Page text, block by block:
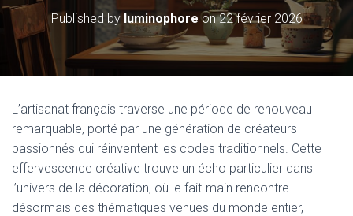
Published by luminophore on22 février 2026
L’artisanat français traverse une période de renouveau
remarquable, porté par une génération de créateurs
passionnés qui réinventent les codes traditionnels. Cette
effervescence créative trouve un écho particulier dans
l’univers de la décoration, où le fait-main rencontre
désormais des thématiques venues du monde entier,